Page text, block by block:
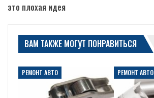
это плохая идея
ВАМ ТАКЖЕ МОГУТ ПОНРАВИТЬСЯ
РЕМОНТ АВТО РЕМОНТ АВТО